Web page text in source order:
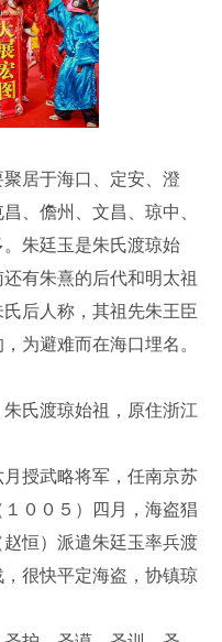
居于海口、定安、澄
、儋州、文昌、琼中、
朱廷玉是朱氏渡琼始
有朱熹的后代和明太祖
后人称，其祖先朱王臣
为避难而在海口埋名。
氏渡琼始祖，原住浙江
授武略将军，任南京苏
００５）四月，海盗猖
恒）派遣朱廷玉率兵渡
很快平定海盗，协镇琼